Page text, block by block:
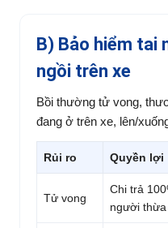
B) Bảo hiểm tai
ngồi trên xe
Bồi thường tử vong,
đang ở trên xe, lên/
Rủi ro Quyền lợi
Tử vong
Chi trả
người thừa